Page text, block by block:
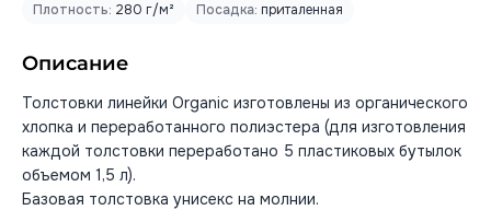
Плотность: 280 г/м² Посадка: приталенная
Описание
Толстовки линейки Organic изготовлены из органического
хлопка и переработанного полиэстера (для изготовления
каждой толстовки переработано 5 пластиковых бутылок
объемом 1,5 л).
Базовая толстовка унисекс на молнии.